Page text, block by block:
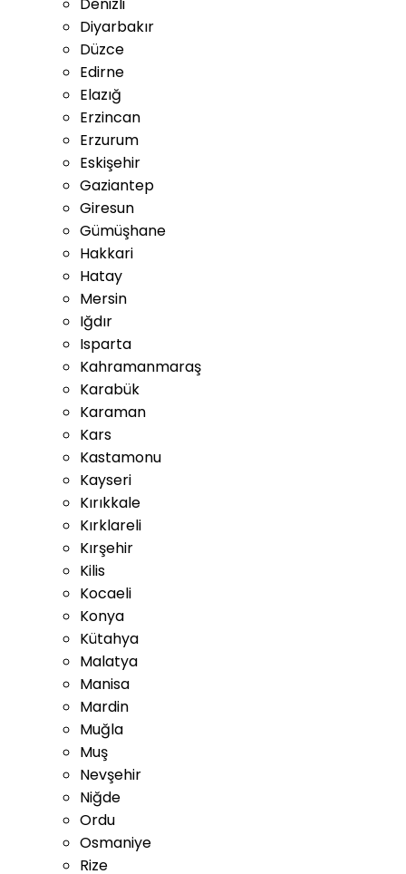
Diyarbakır
Düzce
Edirne
Elazığ
Erzincan
Erzurum
Eskişehir
Gaziantep
Giresun
Gümüşhane
Hakkari
Hatay
Mersin
Iğdır
Isparta
Kahramanmaraş
Karabük
Karaman
Kars
Kastamonu
Kayseri
Kırıkkale
Kırklareli
Kırşehir
Kilis
Kocaeli
Konya
Kütahya
Malatya
Manisa
Mardin
Muğla
Muş
Nevşehir
Niğde
Ordu
Osmaniye
Rize